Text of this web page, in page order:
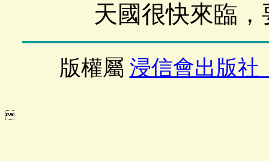
天國很快來臨，要
版權屬 浸信會出版社
